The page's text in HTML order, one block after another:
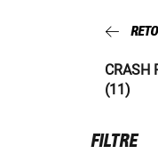
CRASH
(11)
FILTRE